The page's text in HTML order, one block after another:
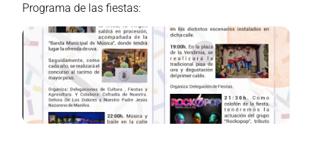
Programa de las fiestas: